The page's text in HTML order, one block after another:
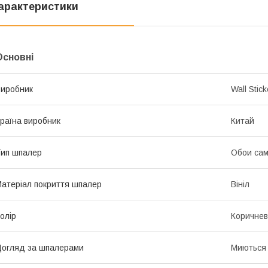
Wall
виробник Китай
шпалер Обои
покриття шпалер Вініл
за шпалерами Миються